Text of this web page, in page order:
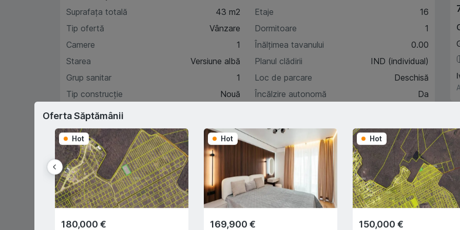
Suprafața totală
43 m2
Tip ofertă
Vânzare
Camere
1
Starea
Versiune albă
Grup sanitar
1
Tip construcție
Nouă
Etaj
Etaje
16
Dormitoare
1
Înălțimea tavanului
0.00
Planul clădirii
IND (individual)
Loc de parcare
Deschisă
Încălzire autonomă
Da
Caracteristici
Descriere
Oferta Săptămânii
Hot
180,000 €
Hot
169,900 €
Hot
150,000 €